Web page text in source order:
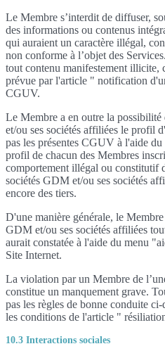
Le Membre s’interdit de diffuser,
des informations ou contenus
qui auraient un caractère illégal,
non conforme à l’objet des
tout contenu manifestement illicite,
prévue par l'article " notification
CGUV.
Le Membre a en outre la
et/ou ses sociétés affiliées le profil
pas les présentes CGUV à l'aide
profil de chacun des Membres
comportement illégal ou constitutif
sociétés GDM et/ou ses sociétés
encore des tiers.
D'une manière générale, le
GDM et/ou ses sociétés affiliées
aurait constatée à l'aide du menu
Site Internet.
La violation par un Membre de
constitue un manquement grave.
pas les règles de bonne conduite
les conditions de l'article "
10.3 Interactions sociales